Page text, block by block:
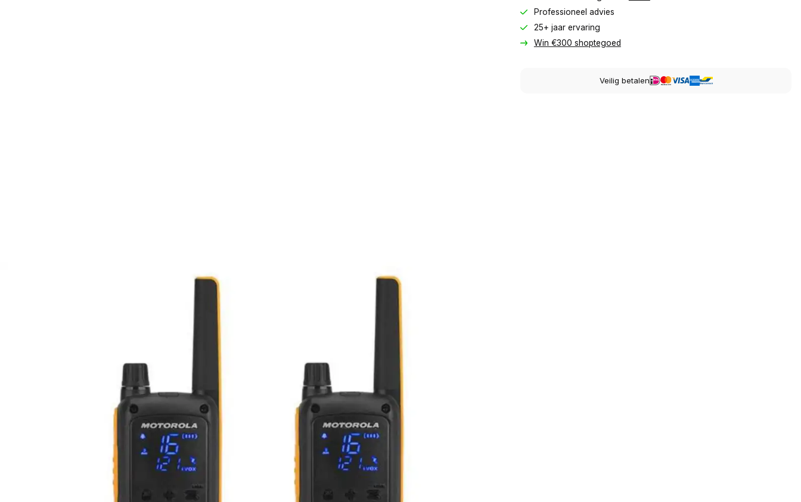
Professioneel advies
25+ jaar ervaring
Win €300 shoptegoed
Veilig betalen